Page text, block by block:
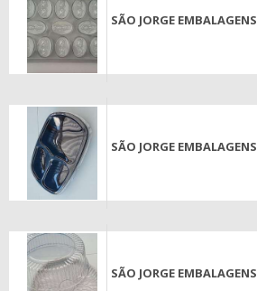
SÃO JORGE EMBALAGENS
SÃO JORGE EMBALAGENS
SÃO JORGE EMBALAGENS